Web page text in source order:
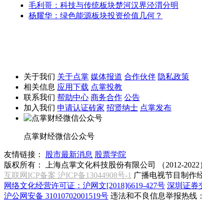
毛利哥：科技与传统板块楚河汉界泾渭分明
杨耀华：绿色能源板块投资价值几何？
关于我们 关于点掌 媒体报道 合作伙伴 隐私政策
相关信息 应用下载 点掌投教
联系我们 帮助中心 商务合作 公告
加入我们 申请认证砖家 招贤纳士 点掌发布
点掌财经微信公众号
友情链接： 股市最新消息 股票学院
版权所有：
上海点掌文化科技股份有限公司 （2012-2022
互联网ICP备案 沪ICP备13044908号-1 广播电视节目制作
网络文化经营许可证：沪网文[2018]6619-427号 深圳证券
沪公网安备 31010702001519号 违法和不良信息举报热线